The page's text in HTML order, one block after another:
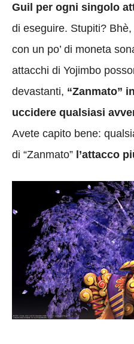
Guil per ogni singolo
di eseguire. Stupiti?
con un po’ di moneta
attacchi di Yojimbo
devastanti, “Zanmato”
uccidere qualsiasi
Avete capito bene:
di “Zanmato” l’attacco